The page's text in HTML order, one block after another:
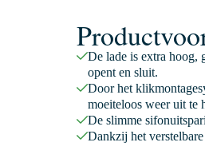
De lade is extra hoog,
opent en sluit.
Door het
moeiteloos weer uit te
De slimme
Dankzij het